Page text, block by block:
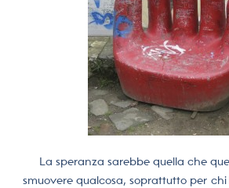
La speranza sarebbe quella che
smuovere qualcosa, soprattutto per